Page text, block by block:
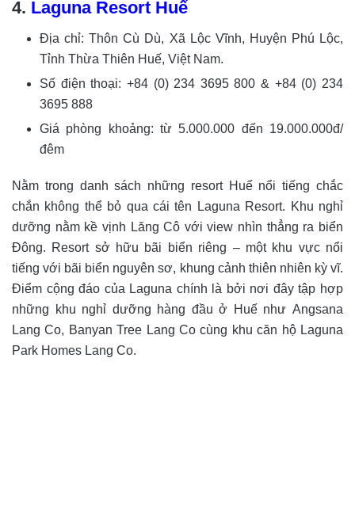
4. Laguna Resort Huế
Địa chỉ: Thôn Cù Dù, Xã Lộc Vĩnh, Huyện Phú Lộc,
Tỉnh Thừa Thiên Huế, Việt Nam.
Số điện thoại: +84 (0) 234 3695 800 & +84 (0) 234
3695 888
Giá phòng khoảng: từ 5.000.000 đến 19.000.000đ/
đêm
Nằm trong danh sách những resort Huế nổi tiếng chắc
chắn không thể bỏ qua cái tên Laguna Resort. Khu nghỉ
dưỡng nằm kề vịnh Lăng Cô với view nhìn thẳng ra biển
Đông. Resort sở hữu bãi biển riêng – một khu vực nổi
tiếng với bãi biển nguyên sơ, khung cảnh thiên nhiên kỳ vĩ.
Điểm cộng đáo của Laguna chính là bởi nơi đây tập hợp
những khu nghỉ dưỡng hàng đầu ở Huế như Angsana
Lang Co, Banyan Tree Lang Co cùng khu căn hộ Laguna
Park Homes Lang Co.